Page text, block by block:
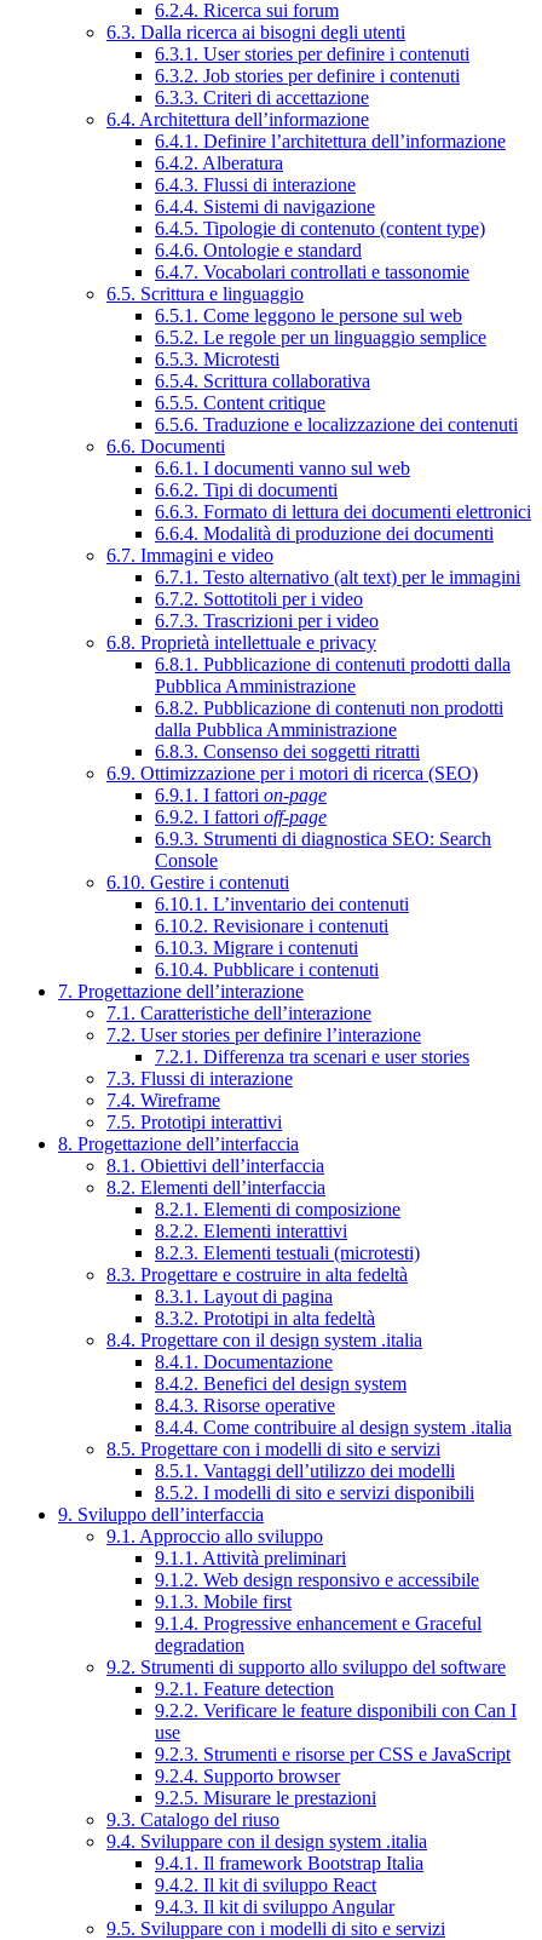
6.2.4. Ricerca sui forum
6.3. Dalla ricerca ai bisogni degli utenti
6.3.1. User stories per definire i contenuti
6.3.2. Job stories per definire i contenuti
6.3.3. Criteri di accettazione
6.4. Architettura dell’informazione
6.4.1. Definire l’architettura dell’informazione
6.4.2. Alberatura
6.4.3. Flussi di interazione
6.4.4. Sistemi di navigazione
6.4.5. Tipologie di contenuto (content type)
6.4.6. Ontologie e standard
6.4.7. Vocabolari controllati e tassonomie
6.5. Scrittura e linguaggio
6.5.1. Come leggono le persone sul web
6.5.2. Le regole per un linguaggio semplice
6.5.3. Microtesti
6.5.4. Scrittura collaborativa
6.5.5. Content critique
6.5.6. Traduzione e localizzazione dei contenuti
6.6. Documenti
6.6.1. I documenti vanno sul web
6.6.2. Tipi di documenti
6.6.3. Formato di lettura dei documenti elettronici
6.6.4. Modalità di produzione dei documenti
6.7. Immagini e video
6.7.1. Testo alternativo (alt text) per le immagini
6.7.2. Sottotitoli per i video
6.7.3. Trascrizioni per i video
6.8. Proprietà intellettuale e privacy
6.8.1. Pubblicazione di contenuti prodotti dalla
Pubblica Amministrazione
6.8.2. Pubblicazione di contenuti non prodotti
dalla Pubblica Amministrazione
6.8.3. Consenso dei soggetti ritratti
6.9. Ottimizzazione per i motori di ricerca (SEO)
6.9.1. I fattori on-page
6.9.2. I fattori off-page
6.9.3. Strumenti di diagnostica SEO: Search
Console
6.10. Gestire i contenuti
6.10.1. L’inventario dei contenuti
6.10.2. Revisionare i contenuti
6.10.3. Migrare i contenuti
6.10.4. Pubblicare i contenuti
7. Progettazione dell’interazione
7.1. Caratteristiche dell’interazione
7.2. User stories per definire l’interazione
7.2.1. Differenza tra scenari e user stories
7.3. Flussi di interazione
7.4. Wireframe
7.5. Prototipi interattivi
8. Progettazione dell’interfaccia
8.1. Obiettivi dell’interfaccia
8.2. Elementi dell’interfaccia
8.2.1. Elementi di composizione
8.2.2. Elementi interattivi
8.2.3. Elementi testuali (microtesti)
8.3. Progettare e costruire in alta fedeltà
8.3.1. Layout di pagina
8.3.2. Prototipi in alta fedeltà
8.4. Progettare con il design system .italia
8.4.1. Documentazione
8.4.2. Benefici del design system
8.4.3. Risorse operative
8.4.4. Come contribuire al design system .italia
8.5. Progettare con i modelli di sito e servizi
8.5.1. Vantaggi dell’utilizzo dei modelli
8.5.2. I modelli di sito e servizi disponibili
9. Sviluppo dell’interfaccia
9.1. Approccio allo sviluppo
9.1.1. Attività preliminari
9.1.2. Web design responsivo e accessibile
9.1.3. Mobile first
9.1.4. Progressive enhancement e Graceful
degradation
9.2. Strumenti di supporto allo sviluppo del software
9.2.1. Feature detection
9.2.2. Verificare le feature disponibili con Can I
use
9.2.3. Strumenti e risorse per CSS e JavaScript
9.2.4. Supporto browser
9.2.5. Misurare le prestazioni
9.3. Catalogo del riuso
9.4. Sviluppare con il design system .italia
9.4.1. Il framework Bootstrap Italia
9.4.2. Il kit di sviluppo React
9.4.3. Il kit di sviluppo Angular
9.5. Sviluppare con i modelli di sito e servizi